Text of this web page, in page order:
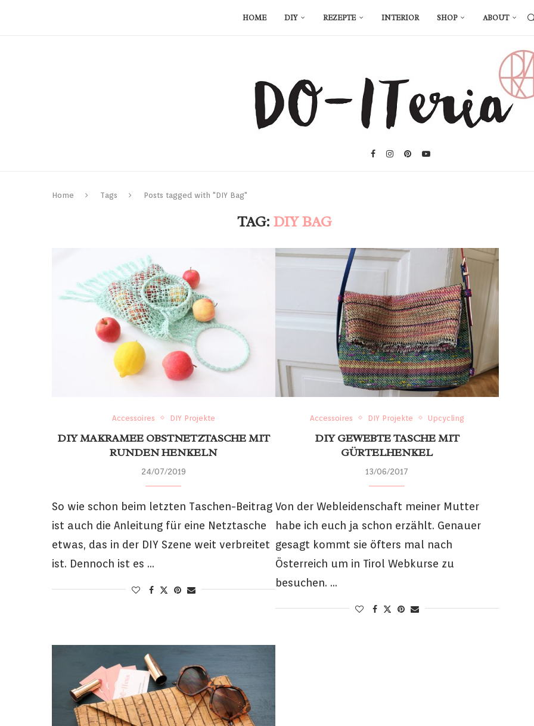
HOME DIY REZEPTE INTERIOR SHOP ABOUT
Home Tags Posts tagged with "DIY Bag"
TAG: DIY BAG
Accessoires DIY Projekte
DIY MAKRAMEE OBSTNETZTASCHE MIT
RUNDEN HENKELN
24/07/2019
So wie schon beim letzten Taschen-Beitrag
ist auch die Anleitung für eine Netztasche
etwas, das in der DIY Szene weit verbreitet
ist. Dennoch ist es …
Accessoires DIY Projekte Upcycling
DIY GEWEBTE TASCHE MIT
GÜRTELHENKEL
13/06/2017
Von der Webleidenschaft meiner Mutter
habe ich euch ja schon erzählt. Genauer
gesagt kommt sie öfters mal nach
Österreich um in Tirol Webkurse zu
besuchen. …